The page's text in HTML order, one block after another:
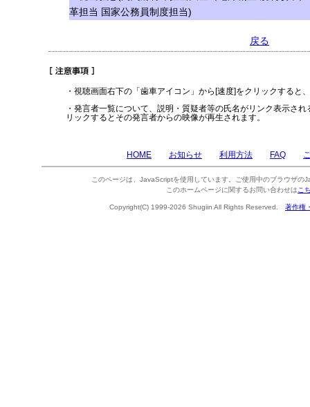
革担当 国家公務員制度担当)
戻る
・視聴画面右下の「歯車アイコン」から[速度]をクリックすると
・発言者一覧について、説明・質疑者等の氏名がリンク表示さ
リックするとその発言者からの映像が再生されます。
HOME お知らせ 利用方法 FAQ
このページは、JavaScriptを使用しています。ご使用中のブラウザの
このホームページに関するお問い合わせは こ
Copyright(C) 1999-2026 Shugiin All Rights Reserved. 著作権